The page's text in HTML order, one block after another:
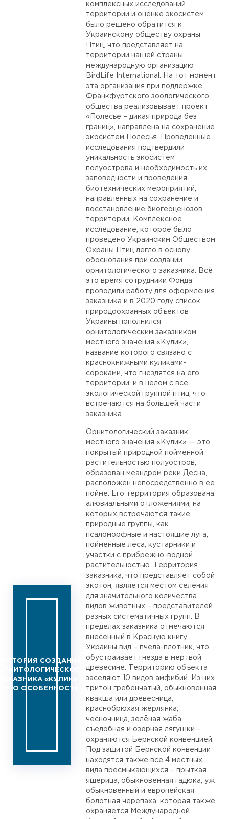
ИСТОРИЯ СОЗДАНИЯ
«КУЛИК» И
ЕГО ОСОБЕННОСТЬ
комплексных исследований
территории и оценке экосистем
было решено обратится к
Украинскому обществу охраны
Птиц, что представляет на
территории нашей страны
международную организацию
BirdLife International. На тот момент
эта организация при поддержке
Франкфуртского зоологического
общества реализовывает проект
«Полесье – дикая природа без
границ», направлена на сохранение
экосистем Полесья. Проведенные
исследования подтвердили
уникальность экосистем
полуострова и необходимость их
заповедности и проведения
биотехнических мероприятий,
направленных на сохранение и
восстановление биогеоценозов
территории. Комплексное
исследование, которое было
проведено Украинским Обществом
Охраны Птиц легло в основу
обоснования при создании
орнитологического заказника. Всё
это время сотрудники Фонда
проводили работу для оформления
заказника и в 2020 году список
природоохранных объектов
Украины пополнился
орнитологическим заказником
местного значения «Кулик»,
название которого связано с
краснокнижными куликами-
сороками, что гнездятся на его
территории, и в целом с все
экологической группой птиц, что
встречаются на большей части
заказника.
Орнитологический заказник
местного значения «Кулик» — это
покрытый природной пойменной
растительностью полуостров,
образован меандром реки Десна,
расположен непосредственно в ее
пойме. Его территория образована
алювиальными отложениями, на
которых встречаются такие
природные группы, как
псаломорфные и настоящие луга,
пойменные леса, кустарники и
участки с прибрежно-водной
растительностью. Территория
заказника, что представляет собой
экотон, является местом селения
для значительного количества
видов животных – представителей
разных систематичных групп. В
пределах заказника отмечаются
внесенный в Красную книгу
Украины вид – пчела-плотник, что
обустраивает гнезда в мёртвой
древесине. Территорию объекта
заселяют 10 видов амфибий. Из них
тритон гребенчатый, обыкновенная
квакша или древесница,
краснобрюхая жерлянка,
чесночница, зелёная жаба,
съедобная и озёрная лягушки –
охраняются Бернской конвенцией.
Под защитой Бернской конвенции
находятся также все 4 местных
вида пресмыкающихся – прыткая
ящерица, обыкновенная гадюка, уж
обыкновенный и европейская
болотная черепаха, которая также
охраняется Международной